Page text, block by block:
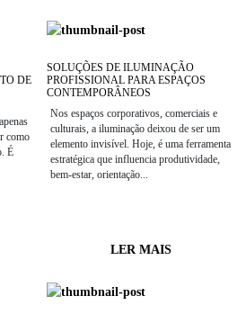
DE
como
É
SOLUÇÕES DE ILUMINAÇÃO
PROFISSIONAL PARA ESPAÇOS
CONTEMPORÂNEOS
Nos espaços corporativos, comerciais e
culturais, a iluminação deixou de ser um
elemento invisível. Hoje, é uma ferramenta
estratégica que influencia produtividade,
bem-estar, orientação...
LER MAIS